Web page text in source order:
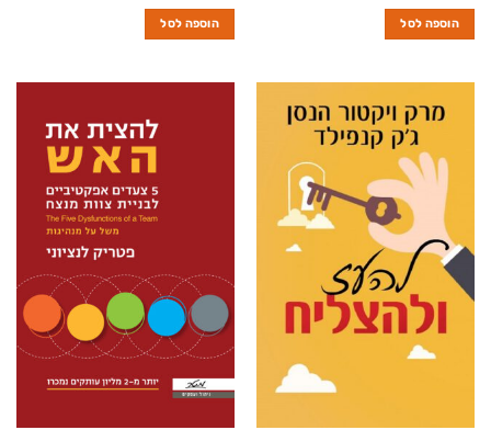
הוספה לסל הוספה לסל